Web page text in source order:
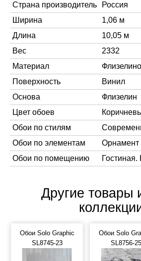
Страна производитель
Россия
Ширина
1,06 м
Длина
10,05 м
Вес
2332
Материал
Поверхность
Винил
Основа
Флизелин
Цвет обоев
Обои по стилям
Обои по элементам
Орнамент
Обои по помещению
Другие товары
Обои Solo Graphic
SL8745-23
Обои Solo
SL8756-25